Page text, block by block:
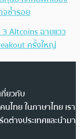
จซ้ำรอย
Altcoins ฉายแวว
ครั้งใหญ่
ยวกับ
ไทย ในภาษาไทย เรา
ต่างประเทศและนำมา